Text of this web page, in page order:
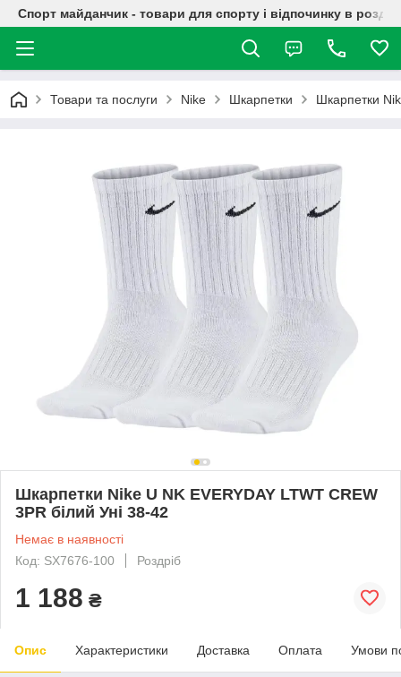
Спорт майданчик - товари для спорту і відпочинку в
Товари та послуги Nike Шкарпетки Шкарпетки
Шкарпетки Nike U NK EVERYDAY LTWT CREW
3PR білий Уні 38-42
Немає в наявності
Код: SX7676-100
Роздріб
1 188 ₴
Опис Характеристики Доставка Оплата Умови